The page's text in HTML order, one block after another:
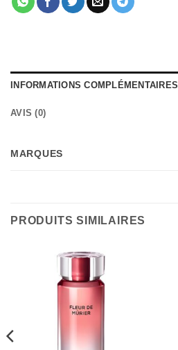
INFORMATIONS COMPLÉMENTAIRES
AVIS (0)
MARQUES
PRODUITS SIMILAIRES